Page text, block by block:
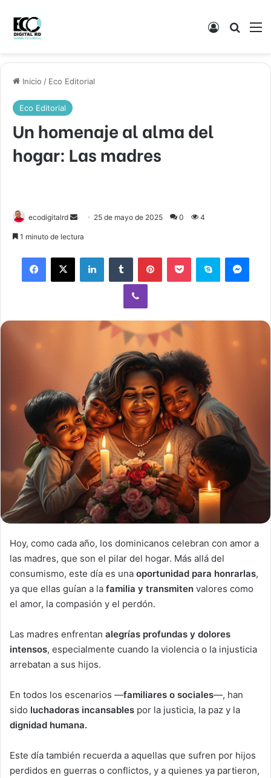
Acceso
Inicio / Eco Editorial
Eco Editorial
Un homenaje al alma del
hogar: Las madres
ecodigitalrd
Send 25 de mayo de 2025 0 4
1 minuto de lectura
Facebook
X LinkedInTumblr PinterestPocket Skype
Viber
Hoy, como cada año, los dominicanos celebran con amor a
las madres, que son el pilar del hogar. Más allá del
consumismo, este día es una oportunidad para honrarlas,
ya que ellas guían a la familia y transmiten valores como
el amor, la compasión y el perdón.
Las madres enfrentan alegrías profundas y dolores
intensos, especialmente cuando la violencia o la injusticia
arrebatan a sus hijos.
En todos los escenarios —familiares o sociales—, han
sido luchadoras incansables por la justicia, la paz y la
dignidad humana.
Este día también recuerda a aquellas que sufren por hijos
perdidos en guerras o conflictos, y a quienes ya partieron,